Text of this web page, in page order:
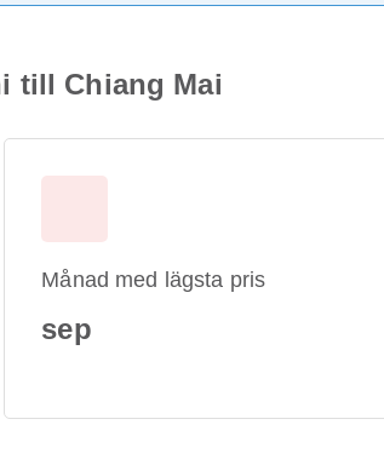
till Chiang Mai
Månad med lägsta pris
sep